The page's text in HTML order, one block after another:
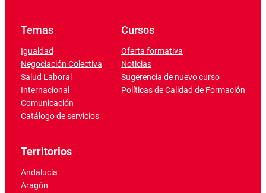
Temas
Igualdad
Negociación Colectiva
Salud Laboral
Internacional
Comunicación
Catálogo de servicios
Cursos
Oferta formativa
Noticias
Sugerencia de nuevo curso
Políticas de Calidad de Formación
Territorios
Andalucía
Aragón